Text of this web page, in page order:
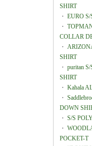
SHIRT
・ EURO
・
COLLAR
・
SHIRT
・ puritan
SHIRT
・ Kahala
・
DOWN
・ S/S
・
POCKET-T